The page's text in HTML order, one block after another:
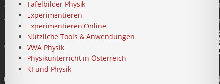
Tafelbilder Physik
Experimentieren
Experimentieren Online
Nützliche Tools & Anwendungen
VWA Physik
Physikunterricht in Österreich
KI und Physik